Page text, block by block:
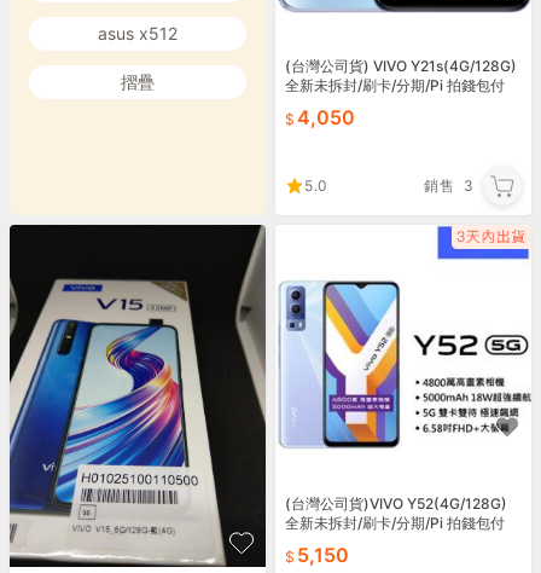
asus x512
摺疊
(台灣公司貨) VIVO Y21s(4G/128G)
全新未拆封/刷卡/分期/Pi 拍錢包付
4,050
5.0 銷售 3
(台灣公司貨)VIVO Y52(4G/128G)
全新未拆封/刷卡/分期/Pi 拍錢包付
5,150